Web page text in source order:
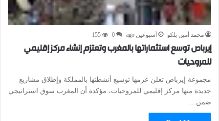
محمد أمين بلكو أسبوعين ago 0
155
إيرباص توسع استثماراتها بالمغرب وتعتزم إنشاء مركز إقليمي
للمروحيات
مجموعة إيرباص تعلن عزمها توسيع أنشطتها بالمملكة وإطلاق مشاريع
جديدة منها مركز إقليمي للمروحيات، مؤكدة أن المغرب سوق استراتيجي
ضمن…